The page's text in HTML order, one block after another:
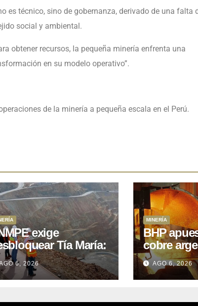
es técnico, sino de gobernanza, derivado de una falta
social y ambiental.
obtener recursos, la pequeña minería enfrenta una
en su modelo operativo”.
de la minería a pequeña escala en el Perú.
exige
Tía María:
proyecto de
que Perú
15 años
6, 2026
MINERÍA
BHP
cobre
acuerdo
para siete
AGO 6, 2026